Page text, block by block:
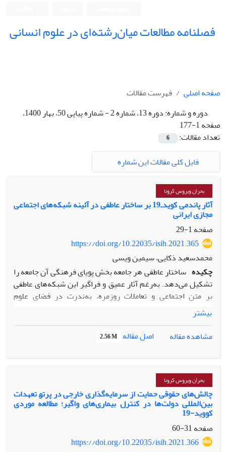
فصلنامه مطالعات میان‌رشته‌ای در علوم انسانی
صفحه اصلی
فهرست مقالات
دوره و شماره:
دوره 13، شماره 2 - شماره پیاپی 50، بهار 1400،
صفحه 1-177
تعداد مقالات:
6
فایل کلی مقالات این شماره
بحران ویروس کرونا
آثار پاندمی کوید‌ـ‌19 بر ساختار عاطفی در آئینه شبکه‌های اجتماعی
مجازی ایرانی
صفحه1-29
https://doi.org/10.22035/isih.2021.365
محمدسعید ذکایی، سیمین ویسی
چکیده ساختار عاطفی هر جامعه بخش پویای فرهنگی آن جامعه را
تشکیل می‌‌‌دهد. به‌رغم آثار عمیق و فراگیر این شبکه‌های عاطفی
بر متن اجتماعی و تعاملات روزمره، به‌ندرت در فضای علوم
اجتماعی ایرانی، مطالعه‌ای کیفی بر روی ساختار عواطف جامعه انجام
می‌شود. پاندمی کرونا در چند ماه گذشته توانسته بر ساختار
عاطفی جامعهٔ ایرانی، به‌ویژه امید و اضطراب، تأثیرات مهمی
بگذارد. فضای مجازی به‌عنوان فضایی که ادامهٔ فضای واقعی است
به‌خوبی این تغییرات را نشان می‌دهد. مقاله حاضر با اتکا به
شیوع ویروس کرونا باعث شده است بیش از پیش و در ادامه
ساختارهای عاطفی واقعی جامعه، در فضای مجازی امید جمعی در
برابر امید‍ عمومی قرار بگیرد. بر اساس نتایج، امیدورزی انتقادی
بیشتر به سمت امیدورزی اتوپیایی و نیز کارناوالی‌شدن فضا میل
کرده است. با این وجود رگه‌هایی از امیدورزی عاملانه، که البته گاه
به انحراف کشیده می‌شود، در فضا دیده می‌شود. اضطراب
بیشتر
مشاهده مقاله
اصل مقاله 2.56 M
بحران ویروس کرونا
چالش‌های حقوقی حمایت از سرمایه‌گذاری خارجی در پرتو تعهدات
بین‌المللی دولت‌ها در کنترل بیماری‌های واگیر؛ مطالعهٔ موردی
کووید-19
صفحه31-60
https://doi.org/10.22035/isih.2021.366